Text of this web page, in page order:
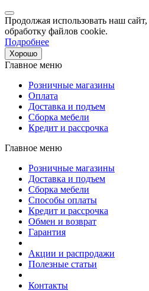
Продолжая использовать наш сайт,
обработку файлов cookie.
Подробнее
Хорошо
Главное меню
Розничные магазины
Оплата
Доставка и подъем
Сборка мебели
Кредит и рассрочка
Главное меню
Розничные магазины
Доставка и подъем
Сборка мебели
Способы оплаты
Кредит и рассрочка
Обмен и возврат
Гарантия
Акции и распродажи
Полезные статьи
Контакты